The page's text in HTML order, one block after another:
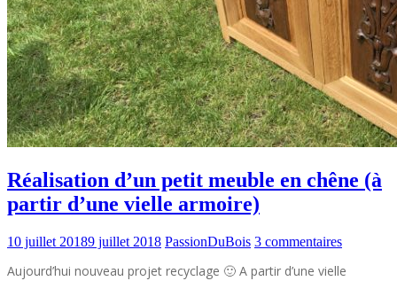
Réalisation d’un petit meuble en chêne (à
partir d’une vielle armoire)
10 juillet 20189 juillet 2018 PassionDuBois 3 commentaires
Aujourd’hui nouveau projet recyclage 🙂 A partir d’une vielle